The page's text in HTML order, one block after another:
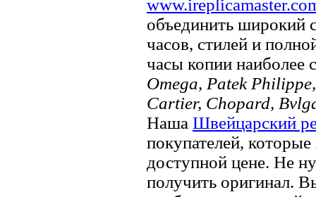
объединить широкий
часов, стилей и
часы копии наиболее
Omega, Patek
Cartier, Chopard,
Наша Швейцарский
покупателей,
доступной цене. Не
получить оригинал.